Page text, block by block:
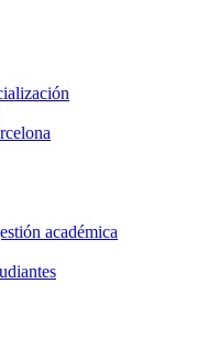
académica